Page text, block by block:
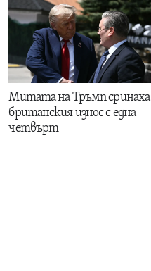
Митата на Тръмп сринаха
британския износ с една
четвърт